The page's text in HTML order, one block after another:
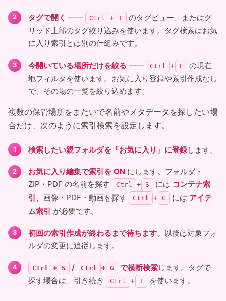
タグで開く ―― Ctrl + T
のタグビュー、またはグ
リッド上部のタグ絞り込みを使います。タグ検索はお気
に入り索引とは別の仕組みです。
今開いている場所だけを絞る ―― Ctrl + F
の現在
地フィルタを使います。お気に入り登録や索引作成なし
で、その場の一覧を絞り込めます。
複数の保管場所をまたいで名前やメタデータを探したい場
合だけ、次のように索引検索を設定します。
検索したい親フォルダを「お気に入り」に登録します。
お気に入り編集で索引を ON にします。フォルダ・
ZIP・PDF の名前を探す
Ctrl + S には コンテナ索
引
、画像・PDF・動画を探す Ctrl + G には アイテ
ム索引 が必要です。
初回の索引作成が終わるまで待ちます。 以後は対象フォ
ルダの変更に追従します。
Ctrl + S / Ctrl + G で横断検索します。タグで
探す場合は、引き続き
Ctrl + T を使います。